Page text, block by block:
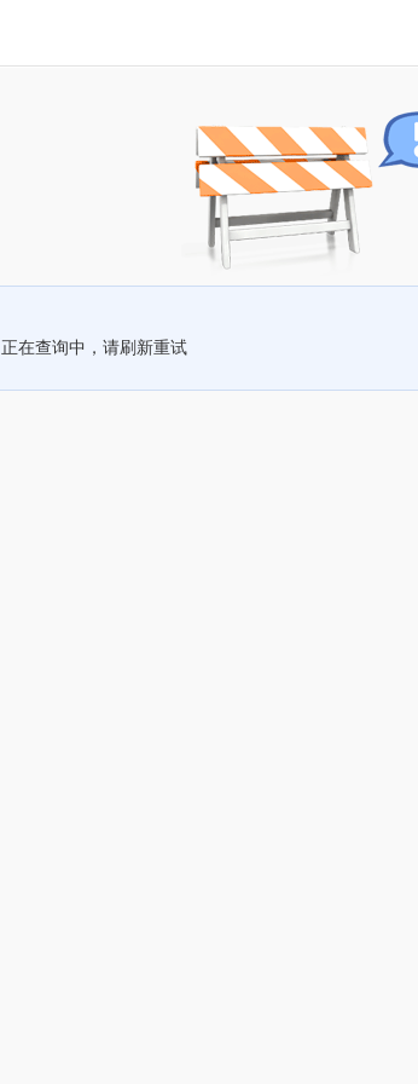
正在查询中，请刷新重试